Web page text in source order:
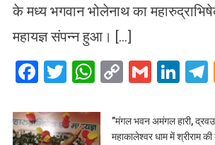
के मध्य भगवान भोलेनाथ का
महायज्ञ संपन्न हुआ। […]
Facebook
Twitter
WhatsApp
CopyGmail
​”मंगल भवन अमंगल हारी, द्रवउ
महाकालेश्वर धाम में श्रीराम